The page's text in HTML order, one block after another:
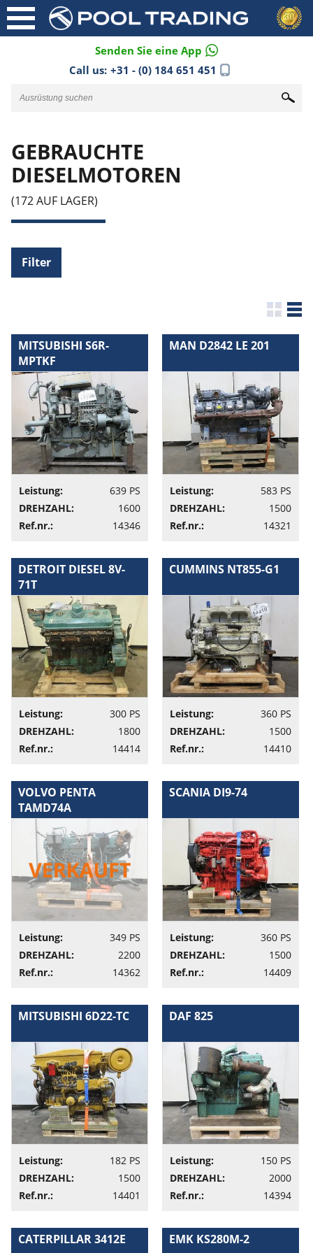
Senden Sie eine App
Call us: +31 - (0) 184 651 451
GEBRAUCHTE
DIESELMOTOREN
(172 AUF LAGER)
Filter
MITSUBISHI S6R-
MPTKF
Leistung:
639 PS
DREHZAHL:
1600
Ref.nr.:
14346
MAN D2842 LE 201
Leistung:
583 PS
DREHZAHL:
1500
Ref.nr.:
14321
DETROIT DIESEL 8V-
71T
Leistung:
300 PS
DREHZAHL:
1800
Ref.nr.:
14414
CUMMINS NT855-G1
Leistung:
360 PS
DREHZAHL:
1500
Ref.nr.:
14410
VOLVO PENTA
TAMD74A
Leistung:
349 PS
DREHZAHL:
2200
Ref.nr.:
14362
SCANIA DI9-74
Leistung:
360 PS
DREHZAHL:
1500
Ref.nr.:
14409
MITSUBISHI 6D22-TC
Leistung:
182 PS
DREHZAHL:
1500
Ref.nr.:
14401
DAF 825
Leistung:
150 PS
DREHZAHL:
2000
Ref.nr.:
14394
CATERPILLAR 3412E EMK KS280M-2